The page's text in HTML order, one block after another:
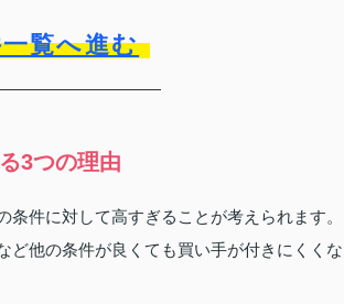
覧へ進む
3つの理由
件に対して高すぎることが考えられます。
ど他の条件が良くても買い手が付きにくくな